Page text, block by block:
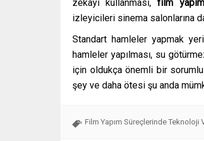
zekayı kullanması,film
izleyicileri sinema salonlarına
Standart hamleler yapmak
hamleler yapılması, su
için oldukça önemli bir
şey ve daha ötesi şu anda
Film Yapım Süreçlerinde Teknoloji